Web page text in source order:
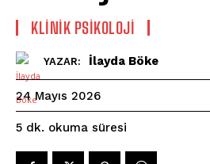
KLINIK PSIKOLOJI
YAZAR: İlayda Böke
24 Mayıs 2026
5 dk. okuma süresi